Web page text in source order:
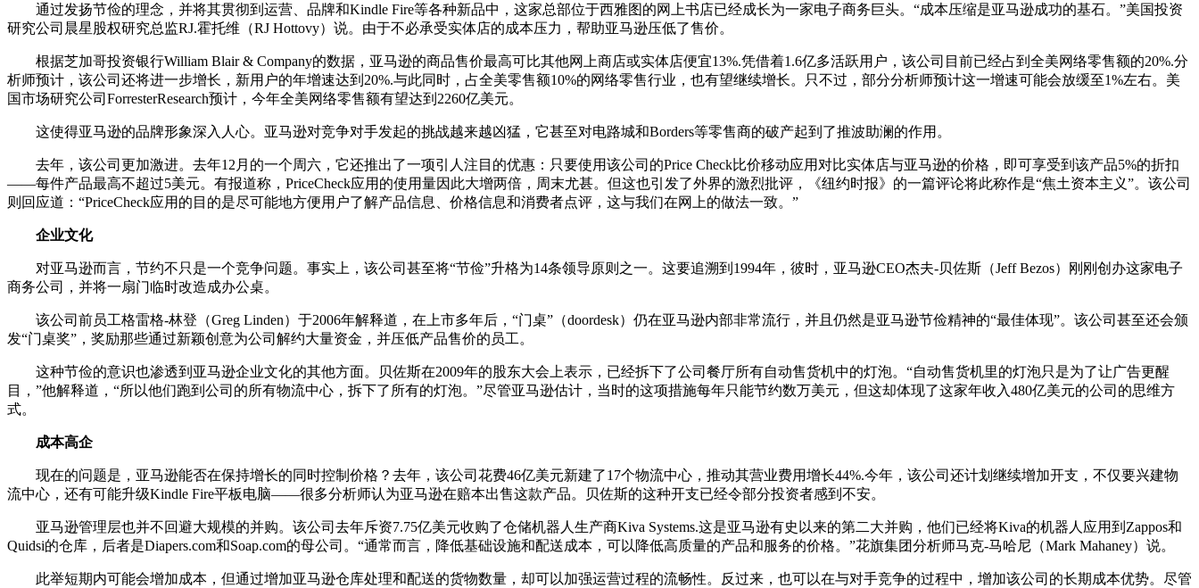
通过发扬节俭的理念，并将其贯彻到运营、品牌和Kindle Fire等各种新品中，这家总部位于西雅图的网上书店已经成长为一家电子商务巨头。“成本压缩是亚马逊成功的基石。”美国投资
研究公司晨星股权研究总监RJ.霍托维（RJ Hottovy）说。由于不必承受实体店的成本压力，帮助亚马逊压低了售价。
根据芝加哥投资银行William Blair & Company的数据，亚马逊的商品售价最高可比其他网上商店或实体店便宜13%.凭借着1.6亿多活跃用户，该公司目前已经占到全美网络零售额的20%.分
析师预计，该公司还将进一步增长，新用户的年增速达到20%.与此同时，占全美零售额10%的网络零售行业，也有望继续增长。只不过，部分分析师预计这一增速可能会放缓至1%左右。美
国市场研究公司ForresterResearch预计，今年全美网络零售额有望达到2260亿美元。
这使得亚马逊的品牌形象深入人心。亚马逊对竞争对手发起的挑战越来越凶猛，它甚至对电路城和Borders等零售商的破产起到了推波助澜的作用。
去年，该公司更加激进。去年12月的一个周六，它还推出了一项引人注目的优惠：只要使用该公司的Price Check比价移动应用对比实体店与亚马逊的价格，即可享受到该产品5%的折扣
——每件产品最高不超过5美元。有报道称，PriceCheck应用的使用量因此大增两倍，周末尤甚。但这也引发了外界的激烈批评，《纽约时报》的一篇评论将此称作是“焦土资本主义”。该公司
则回应道：“PriceCheck应用的目的是尽可能地方便用户了解产品信息、价格信息和消费者点评，这与我们在网上的做法一致。”
企业文化
对亚马逊而言，节约不只是一个竞争问题。事实上，该公司甚至将“节俭”升格为14条领导原则之一。这要追溯到1994年，彼时，亚马逊CEO杰夫-贝佐斯（Jeff Bezos）刚刚创办这家电子
商务公司，并将一扇门临时改造成办公桌。
该公司前员工格雷格-林登（Greg Linden）于2006年解释道，在上市多年后，“门桌”（doordesk）仍在亚马逊内部非常流行，并且仍然是亚马逊节俭精神的“最佳体现”。该公司甚至还会颁
发“门桌奖”，奖励那些通过新颖创意为公司解约大量资金，并压低产品售价的员工。
这种节俭的意识也渗透到亚马逊企业文化的其他方面。贝佐斯在2009年的股东大会上表示，已经拆下了公司餐厅所有自动售货机中的灯泡。“自动售货机里的灯泡只是为了让广告更醒
目，”他解释道，“所以他们跑到公司的所有物流中心，拆下了所有的灯泡。”尽管亚马逊估计，当时的这项措施每年只能节约数万美元，但这却体现了这家年收入480亿美元的公司的思维方
式。
成本高企
现在的问题是，亚马逊能否在保持增长的同时控制价格？去年，该公司花费46亿美元新建了17个物流中心，推动其营业费用增长44%.今年，该公司还计划继续增加开支，不仅要兴建物
流中心，还有可能升级Kindle Fire平板电脑——很多分析师认为亚马逊在赔本出售这款产品。贝佐斯的这种开支已经令部分投资者感到不安。
亚马逊管理层也并不回避大规模的并购。该公司去年斥资7.75亿美元收购了仓储机器人生产商Kiva Systems.这是亚马逊有史以来的第二大并购，他们已经将Kiva的机器人应用到Zappos和
Quidsi的仓库，后者是Diapers.com和Soap.com的母公司。“通常而言，降低基础设施和配送成本，可以降低高质量的产品和服务的价格。”花旗集团分析师马克-马哈尼（Mark Mahaney）说。
此举短期内可能会增加成本，但通过增加亚马逊仓库处理和配送的货物数量，却可以加强运营过程的流畅性。反过来，也可以在与对手竞争的过程中，增加该公司的长期成本优势。尽管